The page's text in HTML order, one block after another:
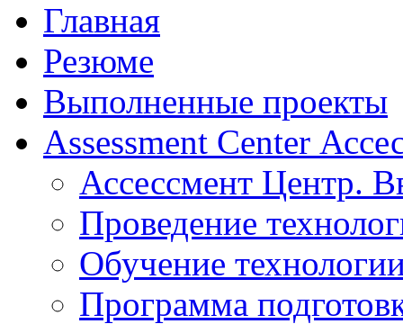
Главная
Резюме
Выполненные проекты
Assessment Center
Ассессмент Центр.
Проведение
Обучение
Программа